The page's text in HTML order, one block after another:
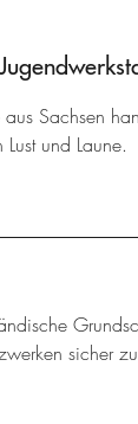
Sachsen
und Laune.
sicher